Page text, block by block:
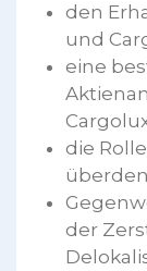
den
und
eine
die
der